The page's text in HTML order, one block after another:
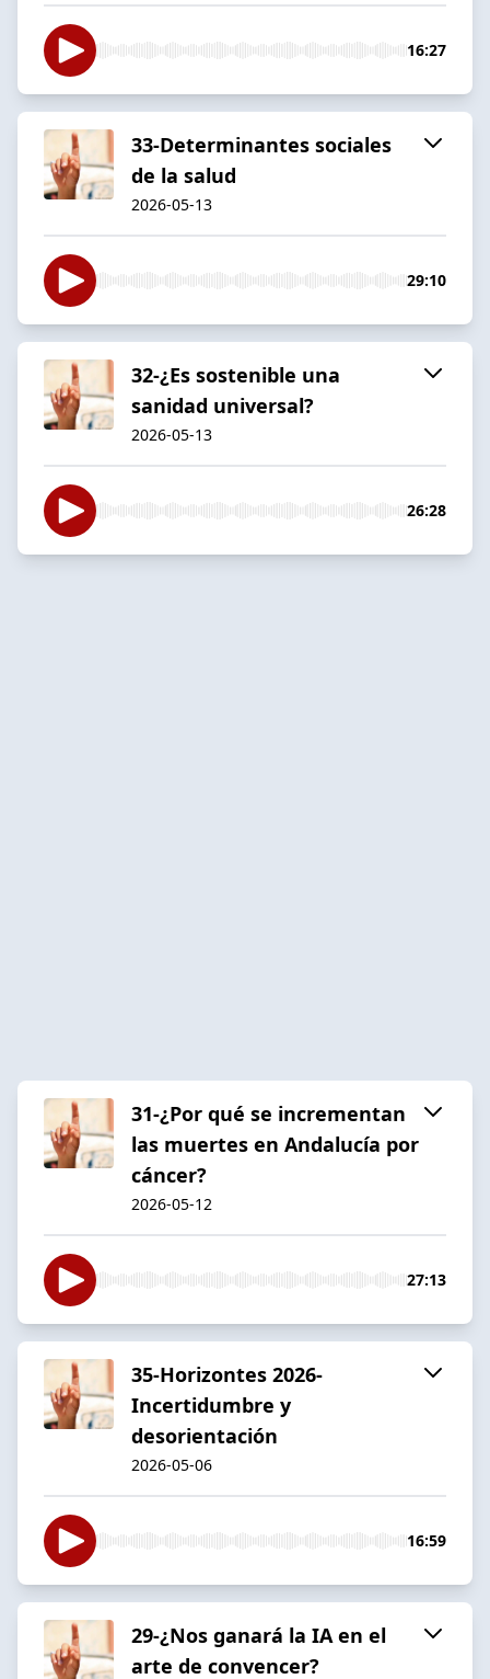
16:27
33-Determinantes sociales
de la salud
2026-05-13
29:10
32-¿Es sostenible una
sanidad universal?
2026-05-13
26:28
31-¿Por qué se incrementan
las muertes en Andalucía por
cáncer?
2026-05-12
27:13
35-Horizontes 2026-
Incertidumbre y
desorientación
2026-05-06
16:59
29-¿Nos ganará la IA en el
arte de convencer?